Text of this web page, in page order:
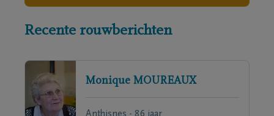
Recente rouwberichten
Monique MOUREAUX